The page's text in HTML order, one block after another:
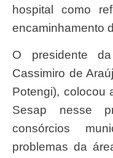
hospital como
encaminhamento
O presidente da Femurn, José Leonardo
Cassimiro de
Potengi), colocou
Sesap nesse
consórcios
problemas da